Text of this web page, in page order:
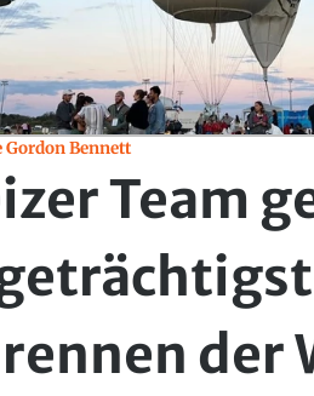
Gordon Bennett
Team
der